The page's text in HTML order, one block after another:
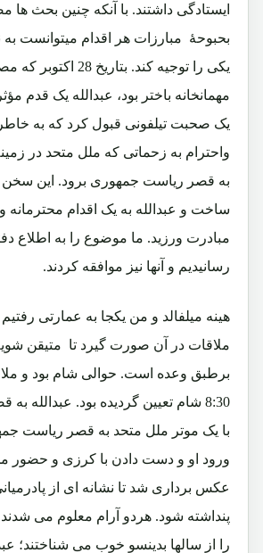
ایستادگی داشتند. با آنکه چنین بحث ها
بحبوحۀ مبارزات هر اقدام میتوانست
یکی را توجیه کند.
مهمانخانه باختر بود، عبدالله یک قدم
یک صحبت تیلفونی قبول کرد که به
واحترام به زحماتی که ملل متحد در
به قصر ریاست جمهوری برود. این سخن
ساخت و عبدالله به یک اقدام محترمانه
مبادرت ورزید. ما موضوع را به اطلاع
رسانیدیم و آنها نیز موافقه کردند.
هینه میلفالد و من یکجا به عمارتی
ملاقات در آن صورت گیرد تا متیقن
برطبق وعده است. حوالی شام بود و
با یک موتر ملل متحد به قصر ریاست
ورود او و دست دادن با کرزی و حضور من
عکس برداری شد تا نشانه ای از
پنداشته شود. هردو آرام معلوم می شدند.
را از سالها بدینسو خوب می شناختند؛